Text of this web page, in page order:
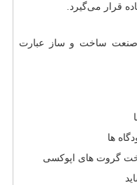
قرار می‌گیرد.
صنعت ساخت و ساز عبارت
ها
گروت های اپوکسی